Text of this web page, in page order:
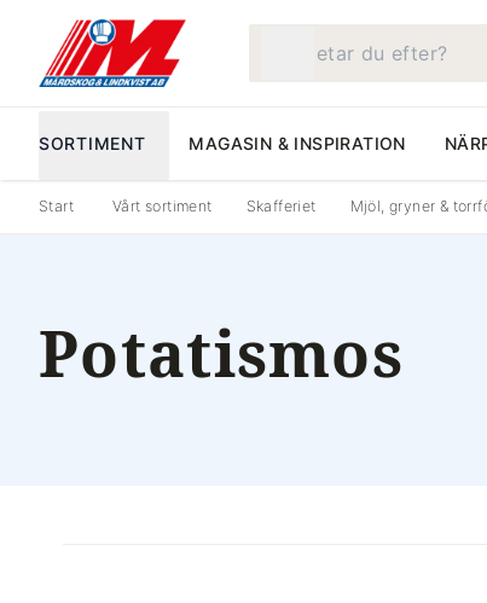
SORTIMENT MAGASIN & INSPIRATION
Start Vårt sortiment Skafferiet Mjöl, gryner &
Potatismos